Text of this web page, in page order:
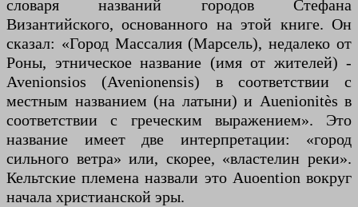
словаря названий городов Стефана
Византийского, основанного на этой книге. Он
сказал: «Город Массалия (Марсель), недалеко от
Роны, этническое название (имя от жителей) -
Avenionsios (Avenionensis) в соответствии с
местным названием (на латыни) и Auenionitès в
соответствии с греческим выражением». Это
название имеет две интерпретации: «город
сильного ветра» или, скорее, «властелин реки».
Кельтские племена назвали это Auoention вокруг
начала христианской эры.